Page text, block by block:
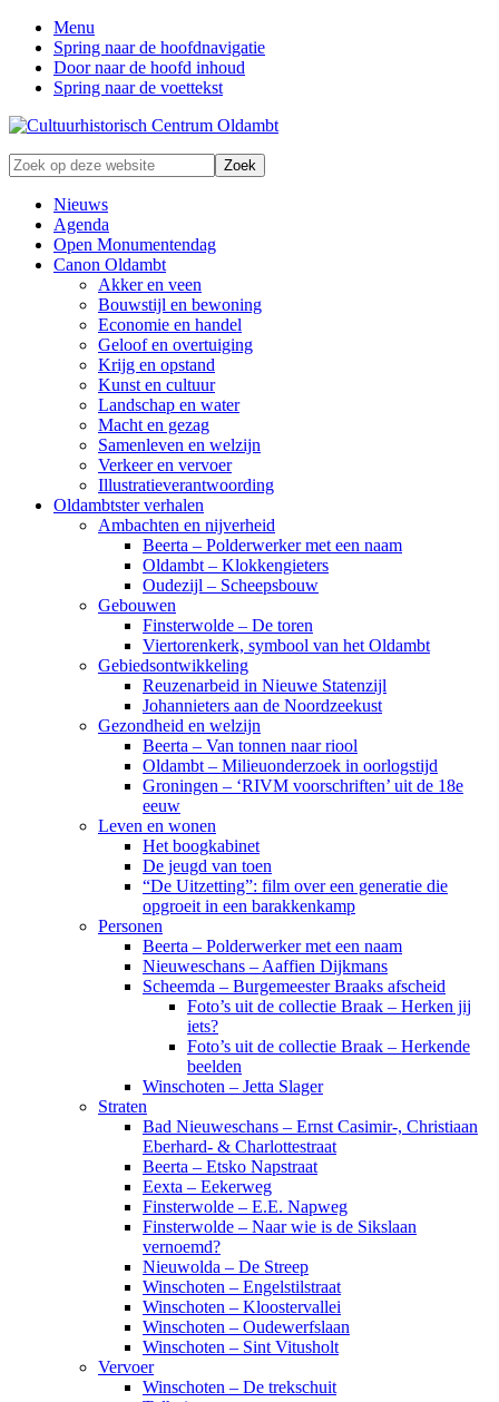
Menu
Spring naar de hoofdnavigatie
Door naar de hoofd inhoud
Spring naar de voettekst
Zonder
verleden
geen
toekomst
Zoek
op
deze
website
Nieuws
Agenda
Open Monumentendag
Canon Oldambt
Akker en veen
Bouwstijl en bewoning
Economie en handel
Geloof en overtuiging
Krijg en opstand
Kunst en cultuur
Landschap en water
Macht en gezag
Samenleven en welzijn
Verkeer en vervoer
Illustratieverantwoording
Oldambtster verhalen
Ambachten en nijverheid
Beerta – Polderwerker met een naam
Oldambt – Klokkengieters
Oudezijl – Scheepsbouw
Gebouwen
Finsterwolde – De toren
Viertorenkerk, symbool van het Oldambt
Gebiedsontwikkeling
Reuzenarbeid in Nieuwe Statenzijl
Johannieters aan de Noordzeekust
Gezondheid en welzijn
Beerta – Van tonnen naar riool
Oldambt – Milieuonderzoek in oorlogstijd
Groningen – ‘RIVM voorschriften’ uit de 18e
eeuw
Leven en wonen
Het boogkabinet
De jeugd van toen
“De Uitzetting”: film over een generatie die
opgroeit in een barakkenkamp
Personen
Beerta – Polderwerker met een naam
Nieuweschans – Aaffien Dijkmans
Scheemda – Burgemeester Braaks afscheid
Foto’s uit de collectie Braak – Herken jij
iets?
Foto’s uit de collectie Braak – Herkende
beelden
Winschoten – Jetta Slager
Straten
Bad Nieuweschans – Ernst Casimir-, Christiaan
Eberhard- & Charlottestraat
Beerta – Etsko Napstraat
Eexta – Eekerweg
Finsterwolde – E.E. Napweg
Finsterwolde – Naar wie is de Sikslaan
vernoemd?
Nieuwolda – De Streep
Winschoten – Engelstilstraat
Winschoten – Kloostervallei
Winschoten – Oudewerfslaan
Winschoten – Sint Vitusholt
Vervoer
Winschoten – De trekschuit